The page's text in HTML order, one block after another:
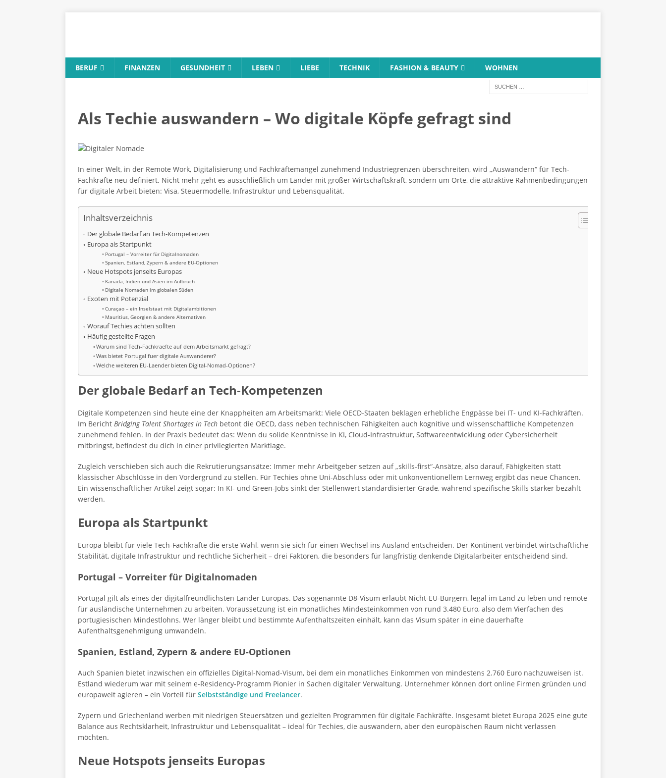
BERUF FINANZEN GESUNDHEIT LEBEN LIEBE TECHNIK FASHION & BEAUTY WOHNEN
Als Techie auswandern – Wo digitale Köpfe gefragt sind
In einer Welt, in der Remote Work, Digitalisierung und Fachkräftemangel zunehmend Industriegrenzen überschreiten, wird „Auswandern“ für Tech-
Fachkräfte neu definiert. Nicht mehr geht es ausschließlich um Länder mit großer Wirtschaftskraft, sondern um Orte, die attraktive Rahmenbedingungen
für digitale Arbeit bieten: Visa, Steuermodelle, Infrastruktur und Lebensqualität.
Inhaltsverzeichnis
Der globale Bedarf an Tech-Kompetenzen
Europa als Startpunkt
Portugal – Vorreiter für Digitalnomaden
Spanien, Estland, Zypern & andere EU-Optionen
Neue Hotspots jenseits Europas
Kanada, Indien und Asien im Aufbruch
Digitale Nomaden im globalen Süden
Exoten mit Potenzial
Curaçao – ein Inselstaat mit Digitalambitionen
Mauritius, Georgien & andere Alternativen
Worauf Techies achten sollten
Häufig gestellte Fragen
Warum sind Tech-Fachkraefte auf dem Arbeitsmarkt gefragt?
Was bietet Portugal fuer digitale Auswanderer?
Welche weiteren EU-Laender bieten Digital-Nomad-Optionen?
Der globale Bedarf an Tech-Kompetenzen
Digitale Kompetenzen sind heute eine der Knappheiten am Arbeitsmarkt: Viele OECD-Staaten beklagen erhebliche Engpässe bei IT- und KI-Fachkräften.
Im Bericht Bridging Talent Shortages in Tech betont die OECD, dass neben technischen Fähigkeiten auch kognitive und wissenschaftliche Kompetenzen
zunehmend fehlen. In der Praxis bedeutet das: Wenn du solide Kenntnisse in KI, Cloud-Infrastruktur, Softwareentwicklung oder Cybersicherheit
mitbringst, befindest du dich in einer privilegierten Marktlage.
Zugleich verschieben sich auch die Rekrutierungsansätze: Immer mehr Arbeitgeber setzen auf „skills-first“-Ansätze, also darauf, Fähigkeiten statt
klassischer Abschlüsse in den Vordergrund zu stellen. Für Techies ohne Uni-Abschluss oder mit unkonventionellem Lernweg ergibt das neue Chancen.
Ein wissenschaftlicher Artikel zeigt sogar: In KI- und Green-Jobs sinkt der Stellenwert standardisierter Grade, während spezifische Skills stärker bezahlt
werden.
Europa als Startpunkt
Europa bleibt für viele Tech-Fachkräfte die erste Wahl, wenn sie sich für einen Wechsel ins Ausland entscheiden. Der Kontinent verbindet wirtschaftliche
Stabilität, digitale Infrastruktur und rechtliche Sicherheit – drei Faktoren, die besonders für langfristig denkende Digitalarbeiter entscheidend sind.
Portugal – Vorreiter für Digitalnomaden
Portugal gilt als eines der digitalfreundlichsten Länder Europas. Das sogenannte D8-Visum erlaubt Nicht-EU-Bürgern, legal im Land zu leben und remote
für ausländische Unternehmen zu arbeiten. Voraussetzung ist ein monatliches Mindesteinkommen von rund 3.480 Euro, also dem Vierfachen des
portugiesischen Mindestlohns. Wer länger bleibt und bestimmte Aufenthaltszeiten einhält, kann das Visum später in eine dauerhafte
Aufenthaltsgenehmigung umwandeln.
Spanien, Estland, Zypern & andere EU-Optionen
Auch Spanien bietet inzwischen ein offizielles Digital-Nomad-Visum, bei dem ein monatliches Einkommen von mindestens 2.760 Euro nachzuweisen ist.
Estland wiederum war mit seinem e-Residency-Programm Pionier in Sachen digitaler Verwaltung. Unternehmer können dort online Firmen gründen und
europaweit agieren – ein Vorteil für Selbstständige und Freelancer.
Zypern und Griechenland werben mit niedrigen Steuersätzen und gezielten Programmen für digitale Fachkräfte. Insgesamt bietet Europa 2025 eine gute
Balance aus Rechtsklarheit, Infrastruktur und Lebensqualität – ideal für Techies, die auswandern, aber den europäischen Raum nicht verlassen
möchten.
Neue Hotspots jenseits Europas